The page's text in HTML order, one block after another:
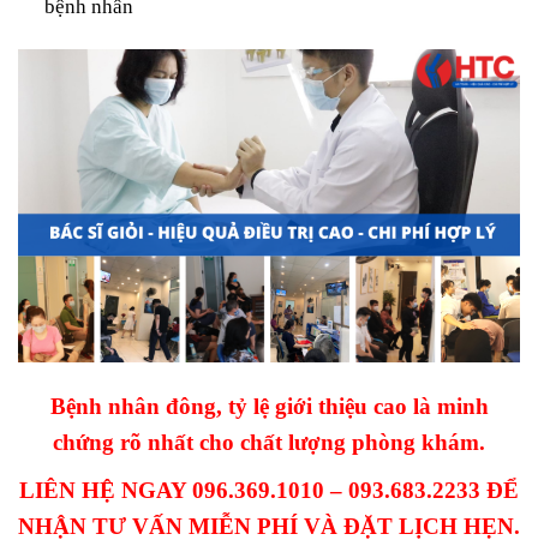
bệnh nhân
Bệnh nhân đông, tỷ lệ giới thiệu cao là minh
chứng rõ nhất cho chất lượng phòng khám.
LIÊN HỆ NGAY 096.369.1010 – 093.683.2233 ĐỂ
NHẬN TƯ VẤN MIỄN PHÍ VÀ ĐẶT LỊCH HẸN.